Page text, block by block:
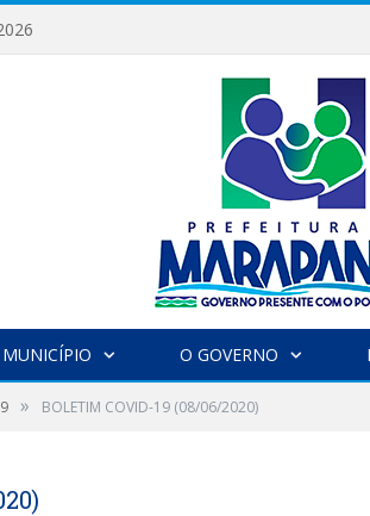
O GOVERNO
» BOLETIM COVID-19 (08/06/2020)